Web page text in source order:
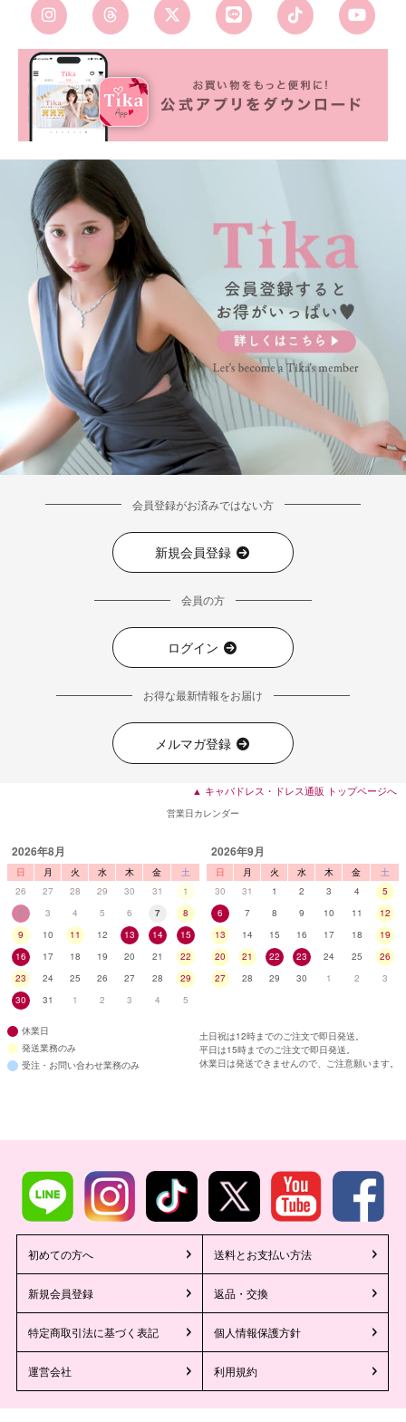
会員登録がお済みではない方
新規会員登録
会員の方
ログイン
お得な最新情報をお届け
メルマガ登録
▲ キャバドレス・ドレス通販 トップページへ
営業日カレンダー
2026年8月
日 月 火 水 木 金
土
26
27 28 29 30 31
1
2
3 4 5 6 7
8
9
10 11 12 13 14
15
16
17 18 19 20 21
22
23
24 25 26 27 28
29
30
31 1 2 3 4 5
2026年9月
日 月 火 水 木 金
土
30
31 1 2 3 4
5
6
7 8 9 10 11
12
13
14 15 16 17 18
19
20
21 22 23 24 25
26
27
28 29 30 1 2 3
休業日
発送業務のみ
受注・お問い合わせ業務のみ
土日祝は12時までのご注文で即日発送。
平日は15時までのご注文で即日発送。
休業日は発送できませんので、ご注意願います。
初めての方へ 送料とお支払い方法
新規会員登録 返品・交換
特定商取引法に基づく表記 個人情報保護方針
運営会社 利用規約